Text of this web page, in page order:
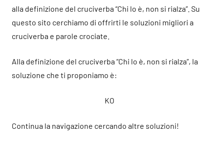
alla definizione del cruciverba “Chi lo è, non si rialza”. Su
questo sito cerchiamo di offrirti le soluzioni migliori a
cruciverba e parole crociate.
Alla definizione del cruciverba “Chi lo è, non si rialza”, la
soluzione che ti proponiamo è:
KO
Continua la navigazione cercando altre soluzioni!